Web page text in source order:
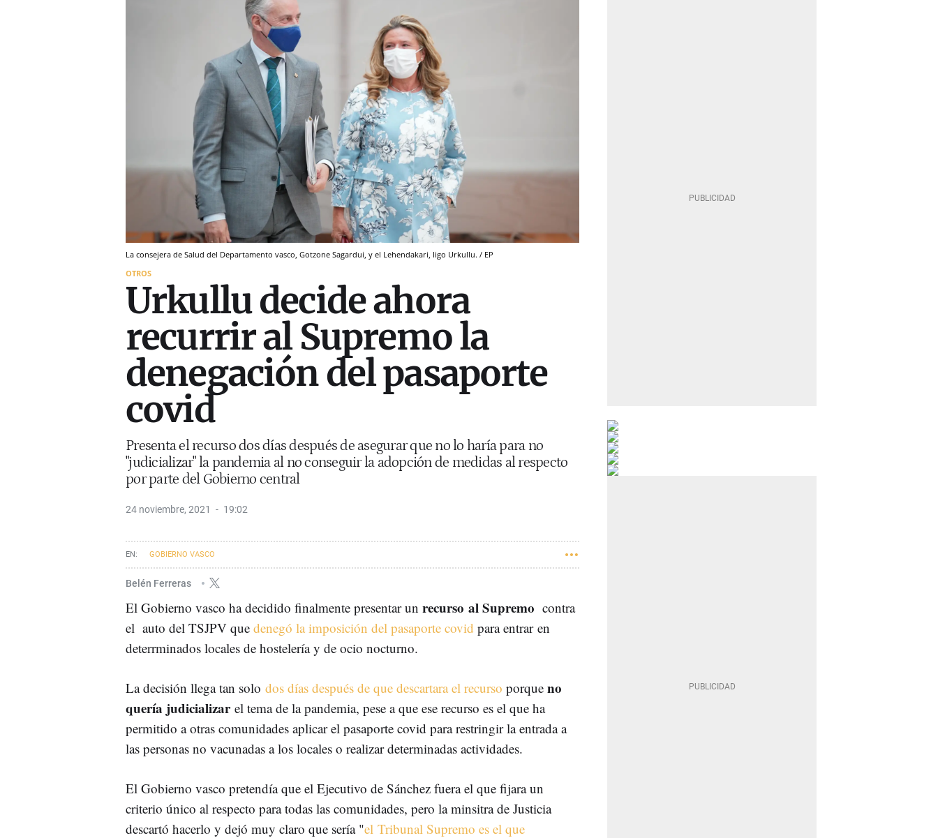
La consejera de Salud del Departamento vasco, Gotzone Sagardui, y el Lehendakari, Iigo Urkullu. / EP
OTROS
Urkullu decide ahora
recurrir al Supremo la
denegación del pasaporte
covid
Presenta el recurso dos días después de asegurar que no lo haría para no
"judicializar" la pandemia al no conseguir la adopción de medidas al respecto
por parte del Gobierno central
24 noviembre, 2021 19:02
GOBIERNO VASCO
Belén Ferreras
El Gobierno vasco ha decidido finalmente presentar un recurso al Supremo contra
el auto del TSJPV que denegó la imposición del pasaporte covid para entrar en
deterrminados locales de hostelería y de ocio nocturno.
La decisión llega tan solo dos días después de que descartara el recurso porque no
quería judicializar el tema de la pandemia, pese a que ese recurso es el que ha
permitido a otras comunidades aplicar el pasaporte covid para restringir la entrada a
las personas no vacunadas a los locales o realizar determinadas actividades.
El Gobierno vasco pretendía que el Ejecutivo de Sánchez fuera el que fijara un
criterio único al respecto para todas las comunidades, pero la minsitra de Justicia
descartó hacerlo y dejó muy claro que sería "el Tribunal Supremo es el que